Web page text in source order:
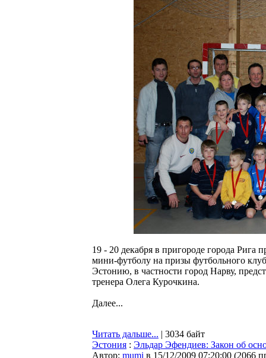
19 - 20 декабря в пригороде города
мини-футболу на призы футбольного
Эстонию, в частности город Нарву,
тренера Олега Курочкина.
Далее...
Читать дальше... | 3034 байт
Эстония : Эльдар Эфендиев: Закон об
Автор: mumi в 15/12/2009 07:20:00 (2066